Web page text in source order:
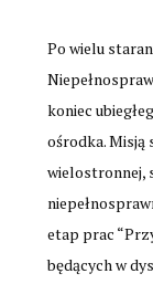
Po wielu
koniec
ośrodka. Misją
wielostronnej,
etap prac
będących w